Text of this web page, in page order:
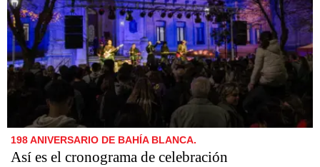
198 ANIVERSARIO DE BAHÍA BLANCA.
Así es el cronograma de celebración